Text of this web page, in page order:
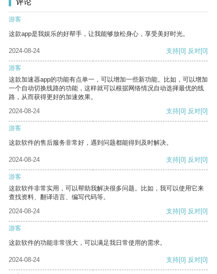
评论
游客
这款app是我娱乐的好帮手，让我能够放松身心，享受美好时光。
2024-08-24 支持[0] 反对[0]
游客
这款加速器app的功能有点单一，可以增加一些新功能。比如，可以增加
一个自动切换线路的功能，这样就可以根据网络情况自动选择最优的线
路，从而获得更好的加速效果。
2024-08-24
支持[0] 反对[0]
游客
这款软件的售后服务非常好，遇到问题都能得到及时解决。
2024-08-24 支持[0] 反对[0]
游客
这款软件非常实用，可以帮助我解决很多问题。比如，我可以使用它来
查找资料、翻译语言、编写代码等。
2024-08-24
支持[0] 反对[0]
游客
这款软件的功能非常强大，可以满足我日常使用的需求。
2024-08-24 支持[0] 反对[0]